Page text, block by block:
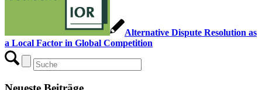
Alternative Dispute Resolution as
a Local Factor in Global Competition